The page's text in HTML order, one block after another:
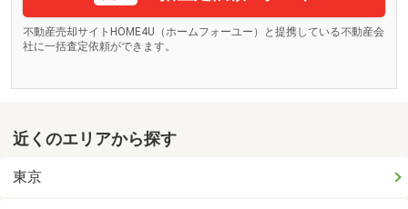
不動産売却サイトHOME4U（ホームフォーユー）と提携している不動産会
社に一括査定依頼ができます。
近くのエリアから探す
東京